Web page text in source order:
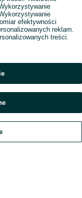
Czat Konto
efektywności
reklam.
treści.